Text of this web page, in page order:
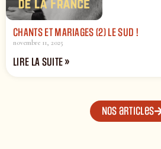
CHANTS ET MARIAGES (2) LE SUD !
novembre 11, 2025
LIRE LA SUITE »
Nos articles